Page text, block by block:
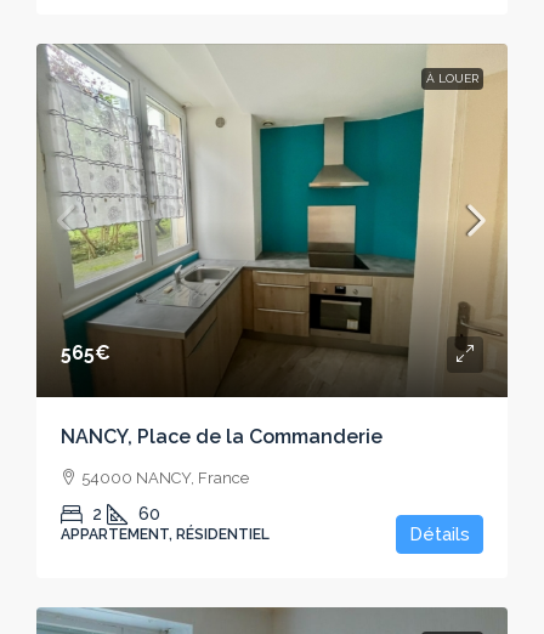
À LOUER
565€
NANCY, Place de la Commanderie
54000 NANCY, France
2 60
APPARTEMENT, RÉSIDENTIEL Détails